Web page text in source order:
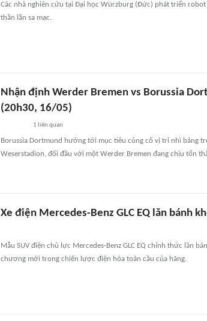
Các nhà nghiên cứu tại Đại học Würzburg (Đức) phát triển
thằn lằn sa mạc.
Nhận định Werder Bremen vs Borussia
(20h30, 16/05)
1 liên quan
Borussia Dortmund hướng tới mục tiêu củng cố vị trí nhì bảng
Weserstadion, đối đầu với một Werder Bremen đang chịu tổn
Xe điện Mercedes-Benz GLC EQ lăn bánh
Mẫu SUV điện chủ lực Mercedes-Benz GLC EQ chính thức lăn
chương mới trong chiến lược điện hóa toàn cầu của hãng.